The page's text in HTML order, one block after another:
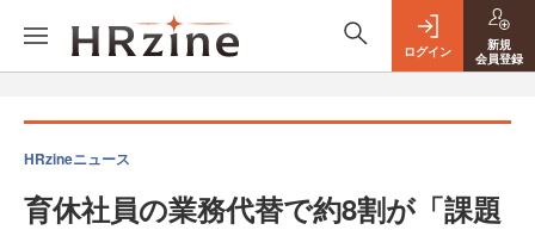
ログイン
新規
会員登録
HRzineニュース
育休社員の業務代替で約8割が「課題